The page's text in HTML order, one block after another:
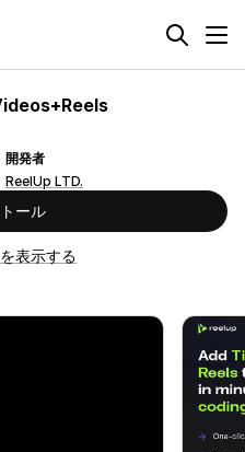
開発者
ReelUp LTD.
ール
表示する